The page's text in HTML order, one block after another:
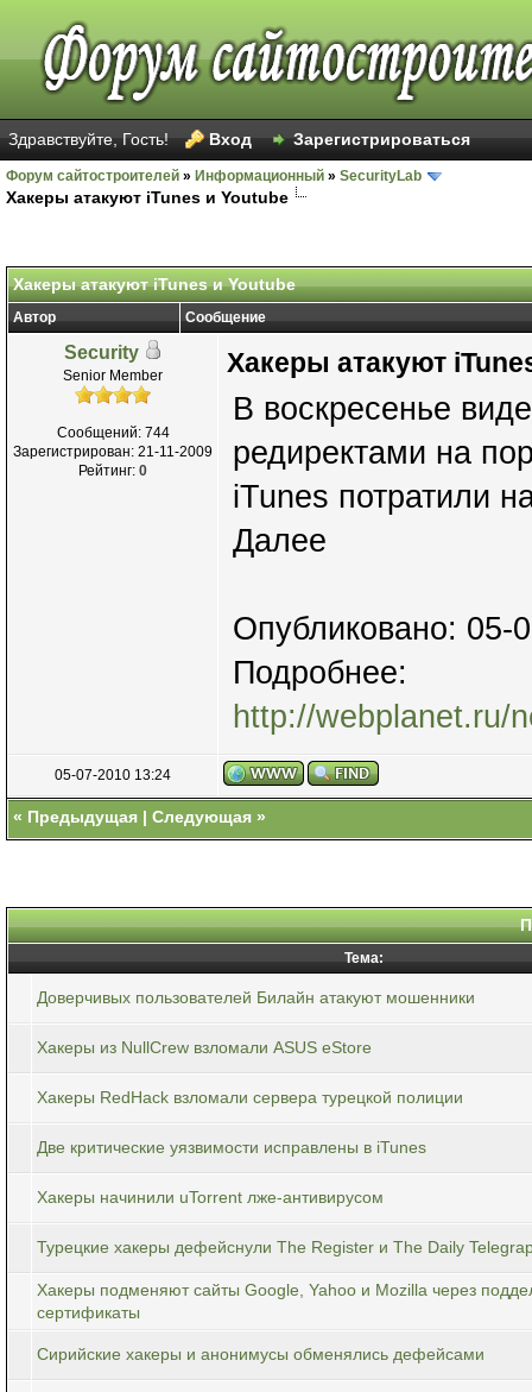
Здравствуйте, Гость! Вход Зарегистрироваться
Форум сайтостроителей » Информационный » SecurityLab
Хакеры атакуют iTunes и Youtube
Хакеры атакуют iTunes и Youtube
Автор Сообщение
Security
Senior Member
Сообщений: 744
Зарегистрирован: 21-11-2009
Рейтинг: 0
Хакеры атакуют
В воскресенье
редиректами на
iTunes потратили
Далее
Опубликовано: 05-
Подробнее:
http://webplanet.ru/
05-07-2010 13:24
« Предыдущая | Следующая »
Тема:
Доверчивых пользователей Билайн атакуют мошенники
Хакеры из NullCrew взломали ASUS eStore
Хакеры RedHack взломали сервера турецкой полиции
Две критические уязвимости исправлены в iTunes
Хакеры начинили uTorrent лже-антивирусом
Турецкие хакеры дефейснули The Register и The Daily
Хакеры подменяют сайты Google, Yahoo и Mozilla через
сертификаты
Сирийские хакеры и анонимусы обменялись дефейсами